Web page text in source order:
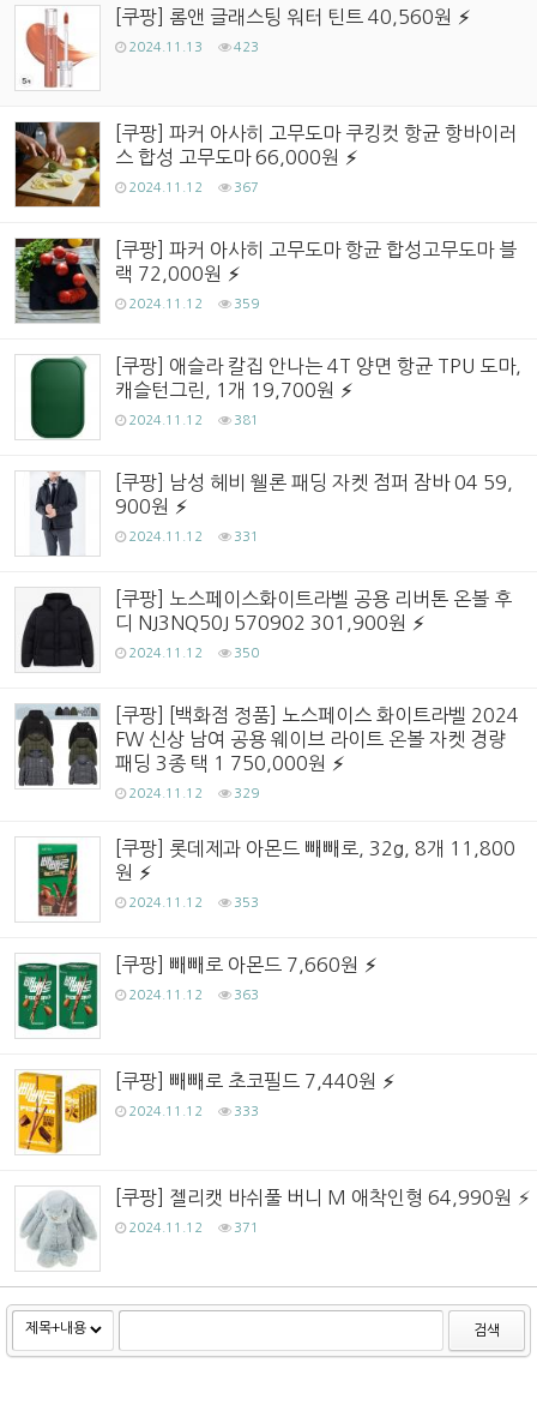
[쿠팡] 롬앤 글래스팅 워터 틴트 40,560원
2024.11.13 423
[쿠팡] 파커 아사히 고무도마 쿠킹컷 항균 항바이러
스 합성 고무도마 66,000원
2024.11.12 367
[쿠팡] 파커 아사히 고무도마 항균 합성고무도마 블
랙 72,000원
2024.11.12 359
[쿠팡] 애슬라 칼집 안나는 4T 양면 항균 TPU 도마,
캐슬턴그린, 1개 19,700원
2024.11.12 381
[쿠팡] 남성 헤비 웰론 패딩 자켓 점퍼 잠바 04 59,
900원
2024.11.12 331
[쿠팡] 노스페이스화이트라벨 공용 리버톤 온볼 후
디 NJ3NQ50J 570902 301,900원
2024.11.12 350
[쿠팡] [백화점 정품] 노스페이스 화이트라벨 2024
FW 신상 남여 공용 웨이브 라이트 온볼 자켓 경량
패딩 3종 택 1 750,000원
2024.11.12 329
[쿠팡] 롯데제과 아몬드 빼빼로, 32g, 8개 11,800
원
2024.11.12 353
[쿠팡] 빼빼로 아몬드 7,660원
2024.11.12 363
[쿠팡] 빼빼로 초코필드 7,440원
2024.11.12 333
[쿠팡] 젤리캣 바쉬풀 버니 M 애착인형 64,990원
2024.11.12 371
검색